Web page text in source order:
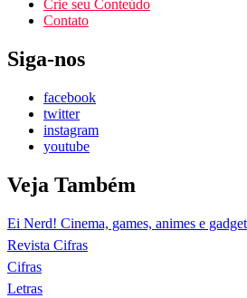
Crie seu Conteúdo
Contato
Siga-nos
facebook
twitter
instagram
youtube
Veja Também
Ei Nerd! Cinema, games, animes e
Revista Cifras
Cifras
Letras